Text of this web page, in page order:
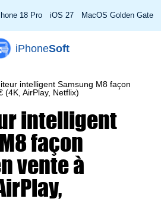
18 Pro iOS 27 MacOS Golden Gate
iPhoneSoft
intelligent Samsung M8 façon
(4K, AirPlay, Netflix)
intelligent
façon
vente à